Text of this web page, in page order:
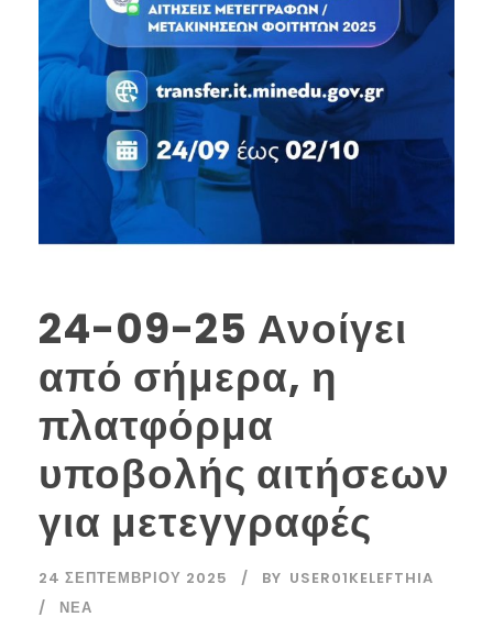
24-09-25 Ανοίγει
από σήμερα, η
πλατφόρμα
υποβολής αιτήσεων
για μετεγγραφές
24 ΣΕΠΤΕΜΒΡΊΟΥ 2025 BY USER01KELEFTHIA
ΝΈΑ